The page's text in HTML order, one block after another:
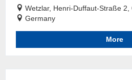
Wetzlar, Henri-Duffaut-Straße 2,
Germany
More